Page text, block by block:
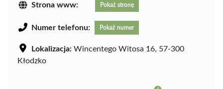
Strona www: Pokaż stronę
Numer telefonu: Pokaż numer
Lokalizacja: Wincentego Witosa 16, 57-300
Kłodzko